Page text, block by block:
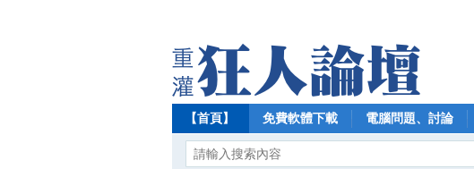
【首頁】 免費軟體下載 電腦問題、討論